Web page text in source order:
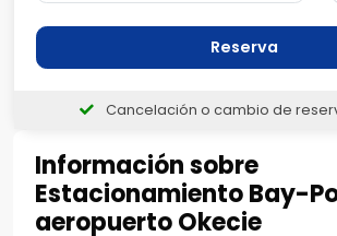
Información sobre
Estacionamiento Bay-
aeropuerto Okecie
Reserva
Cancelación o cambio de